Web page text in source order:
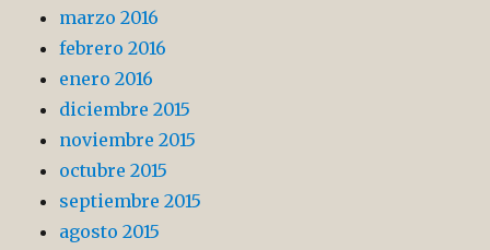
marzo 2016
febrero 2016
enero 2016
diciembre 2015
noviembre 2015
octubre 2015
septiembre 2015
agosto 2015